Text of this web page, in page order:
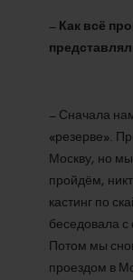
– Как всё
представлял
– Сначала
«резерве».
Москву, но мы
пройдём,
кастинг по
беседовала с
Потом мы
проездом в